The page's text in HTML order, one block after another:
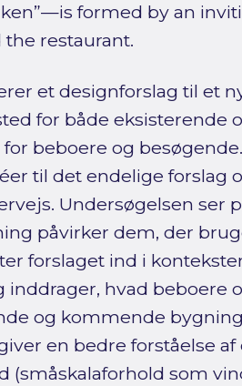
formed by an
restaurant.
et designforslag til et
for både eksisterende
beboere og
til det endelige forslag
Undersøgelsen ser
påvirker dem, der
forslaget ind i
hvad beboere
og kommende
en bedre forståelse af
(småskalaforhold som